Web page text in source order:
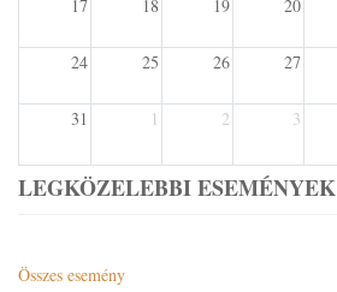
17 18 19 20
24 25 26 27
31 1 2 3
LEGKÖZELEBBI ESEMÉNYEK
Összes esemény